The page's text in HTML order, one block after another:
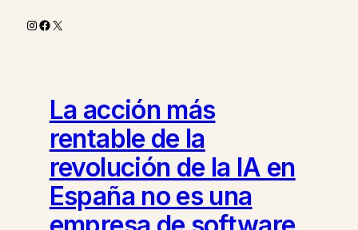
Instagram
Facebook
X
La acción más
rentable de la
revolución de la IA en
España no es una